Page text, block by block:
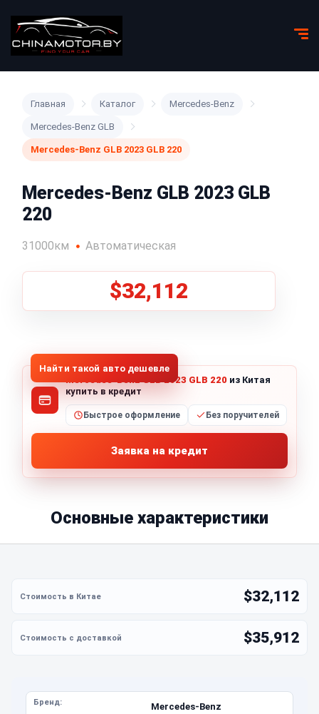
Главная Каталог Mercedes-Benz
Mercedes-Benz GLB
Mercedes-Benz GLB 2023 GLB 220
Mercedes-Benz GLB 2023 GLB
220
31000км Автоматическая
$32,112
Найти такой авто дешевле
Mercedes-Benz GLB 2023 GLB 220 из Китая
купить в кредит
Быстрое оформление Без поручителей
Заявка на кредит
Основные характеристики
$32,112
$35,912
Бренд: Mercedes-Benz